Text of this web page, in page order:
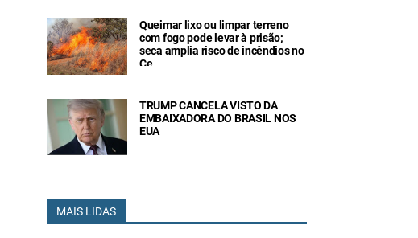
Queimar lixo ou limpar terreno
com fogo pode levar à prisão;
seca amplia risco de incêndios no
Ce
TRUMP CANCELA VISTO DA
EMBAIXADORA DO BRASIL NOS
EUA
MAIS LIDAS